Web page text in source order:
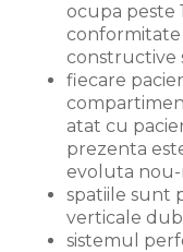
ocupa peste
constructive
fiecare
atat cu
prezenta
evoluta
spatiile sunt
verticale
sistemul